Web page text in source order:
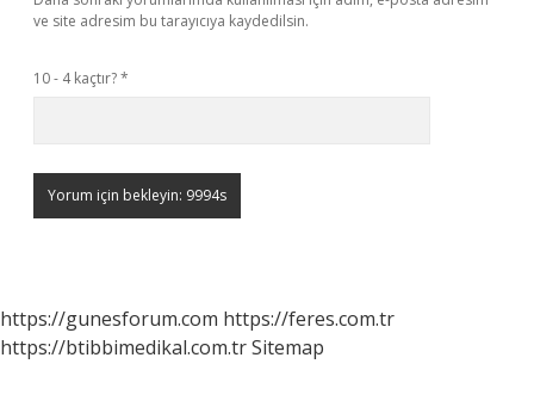
ve site adresim bu tarayıcıya kaydedilsin.
10 - 4 kaçtır?*
https://gunesforum.com https://feres.com.tr
https://btibbimedikal.com.trSitemap